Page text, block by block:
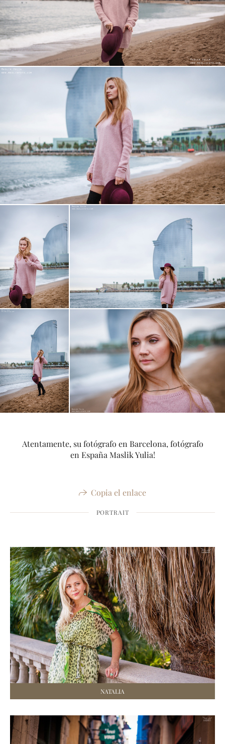
Atentamente, su fotógrafo en Barcelona, fotógrafo
en España Maslik Yulia!
Copia el enlace
PORTRAIT
NATALIA